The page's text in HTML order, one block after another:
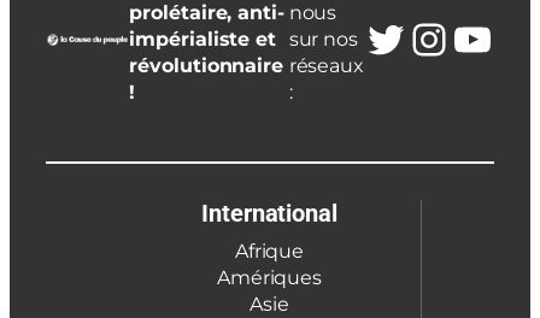
prolétaire, anti-
impérialiste et
révolutionnaire
!
nous
sur nos
réseaux
:
Twitter
International
Afrique
Amériques
Asie